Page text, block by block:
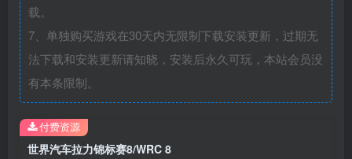
载。
7、单独购买游戏在30天内无限制下载安装更新，过期无
法下载和安装更新请知晓，安装后永久可玩，本站会员没
有本条限制。
世界汽车拉力锦标赛8/WRC 8
付费资源